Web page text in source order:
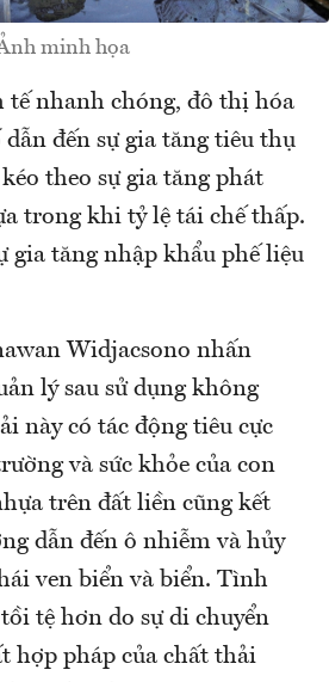
minh họa
tế nhanh chóng, đô thị hóa
dẫn đến sự gia tăng tiêu thụ
theo sự gia tăng phát
trong khi tỷ lệ tái chế thấp.
gia tăng nhập khẩu phế liệu
Widjacsono nhấn
lý sau sử dụng không
này có tác động tiêu cực
và sức khỏe của con
trên đất liền cũng kết
dẫn đến ô nhiễm và hủy
ven biển và biển. Tình
tệ hơn do sự di chuyển
hợp pháp của chất thải